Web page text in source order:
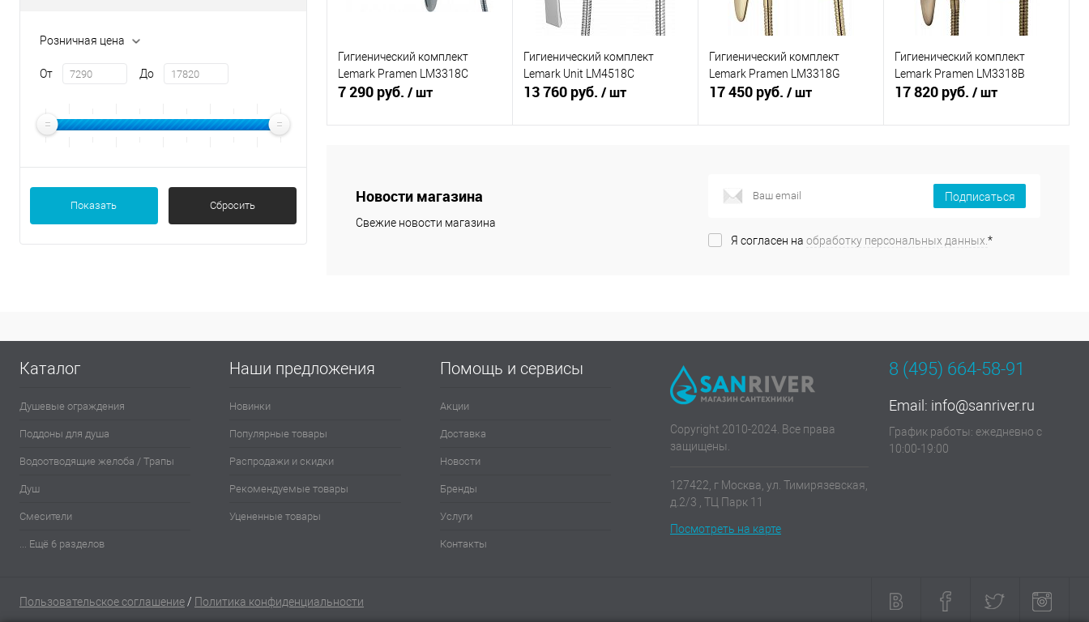
Розничная цена
От До
Показать Сбросить
Гигиенический комплект
Lemark Pramen LM3318C
7 290 руб. / шт
Купить в 1
клик
Сравнение
Гигиенический комплект
Lemark Unit LM4518C
13 760 руб. / шт
Гигиенический комплект
Lemark Pramen LM3318G
17 450 руб. / шт
Купить в 1
В избранное В наличии
Гигиенический комплект
Lemark Pramen LM3318B
17 820 руб. / шт
Купить в 1
Сравнение
В избранное
Новости магазина
Свежие новости магазина
Подписаться
Я согласен на обработку персональных данных. *
Каталог
Душевые ограждения
Поддоны для душа
Водоотводящие желоба / Трапы
Душ
Смесители
... Ещё 6 разделов
Наши предложения
Новинки
Популярные товары
Распродажи и скидки
Рекомендуемые товары
Уцененные товары
Помощь и сервисы
Акции
Доставка
Новости
Бренды
Услуги
Контакты
Copyright 2010-2024. Все права
защищены.
127422, г Москва, ул. Тимирязевская,
д.2/3 , ТЦ Парк 11
Посмотреть на карте
8 (495) 664-58-91
Email: info@sanriver.ru
График работы: ежедневно с
10:00-19:00
Пользовательское соглашение/ Политика конфиденциальности